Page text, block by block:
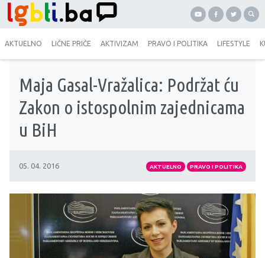
AKTUELNO LIČNE PRIČE AKTIVIZAM PRAVO I POLITIKA LIFESTYLE
Maja Gasal-Vražalica: Podržat ću
Zakon o istospolnim zajednicama
u BiH
05. 04. 2016 AKTUELNO PRAVO I POLITIKA